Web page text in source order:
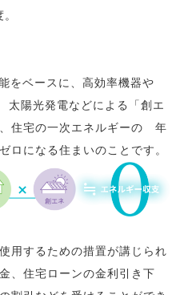
をベースに、高効率機器や
陽光発電などによる「創エ
住宅の一次エネルギーの 年
ロになる住まいのことです。
用するための措置が講じられ
、住宅ローンの金利引き下